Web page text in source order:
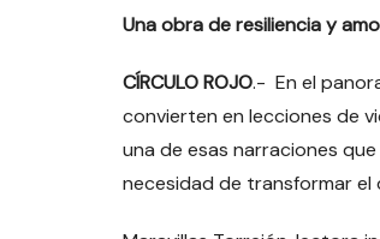
Una obra de resiliencia y
CÍRCULO ROJO.- En el
convierten en lecciones de
una de esas narraciones
necesidad de transformar el